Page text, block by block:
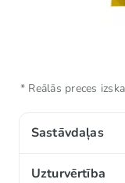
Sastāvdaļas
KVIEŠU milti
Uzturvērtība
* Reālās preces